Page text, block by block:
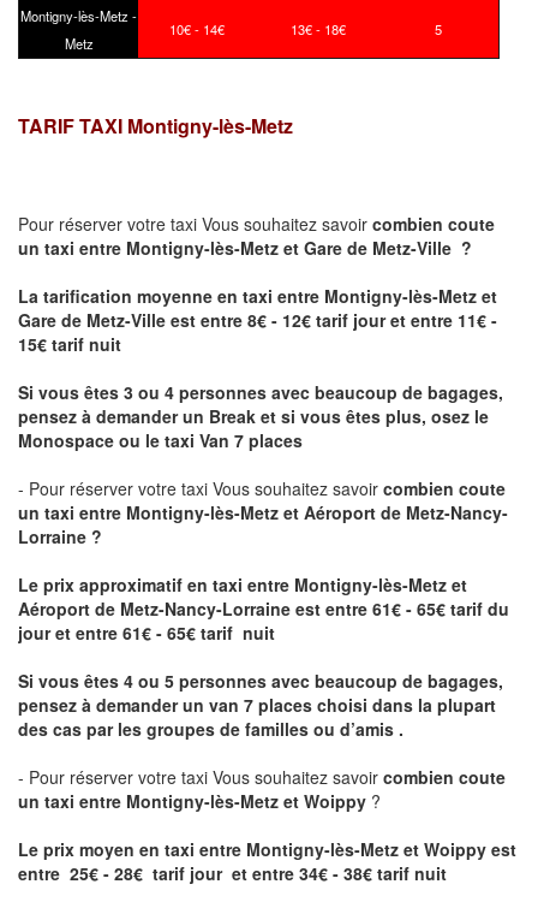
Montigny-lès-Metz -
Metz
10€ - 14€ 13€ - 18€ 5
TARIF TAXI Montigny-lès-Metz
Pour réserver votre taxi Vous souhaitez savoir combien coute
un taxi entre Montigny-lès-Metz et Gare de Metz-Ville ?
La tarification moyenne en taxi entre Montigny-lès-Metz et
Gare de Metz-Ville est entre 8€ - 12€ tarif jour et entre 11€ -
15€ tarif nuit
Si vous êtes 3 ou 4 personnes avec beaucoup de bagages,
pensez à demander un Break et si vous êtes plus, osez le
Monospace ou le taxi Van 7 places
- Pour réserver votre taxi Vous souhaitez savoir combien coute
un taxi entre Montigny-lès-Metz et Aéroport de Metz-Nancy-
Lorraine ?
Le prix approximatif en taxi entre Montigny-lès-Metz et
Aéroport de Metz-Nancy-Lorraine est entre 61€ - 65€ tarif du
jour et entre 61€ - 65€ tarif nuit
Si vous êtes 4 ou 5 personnes avec beaucoup de bagages,
pensez à demander un van 7 places choisi dans la plupart
des cas par les groupes de familles ou d’amis .
- Pour réserver votre taxi Vous souhaitez savoir combien coute
un taxi entre Montigny-lès-Metz et Woippy ?
Le prix moyen en taxi entre Montigny-lès-Metz et Woippy est
entre 25€ - 28€ tarif jour et entre 34€ - 38€ tarif nuit